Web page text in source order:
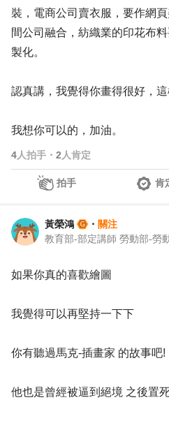
裝，電商公司賣衣服，要作網
間公司融合，紡織業的印花布
製化。
認真講，我覺得你畫得很好，這
我想你可以的，加油。
4人拍手 ・ 2 人肯定
拍手 肯
黃榮鴻 ・ 關注
如果你真的喜歡繪圖
我覺得可以再堅持一下下
你有聽過馬克-插畫家 的故事吧!
他也是曾經被逼到絕境 之後置